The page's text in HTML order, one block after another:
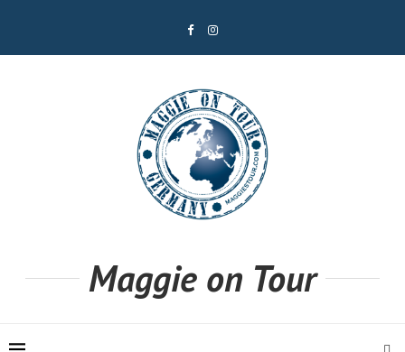
Maggie on Tour